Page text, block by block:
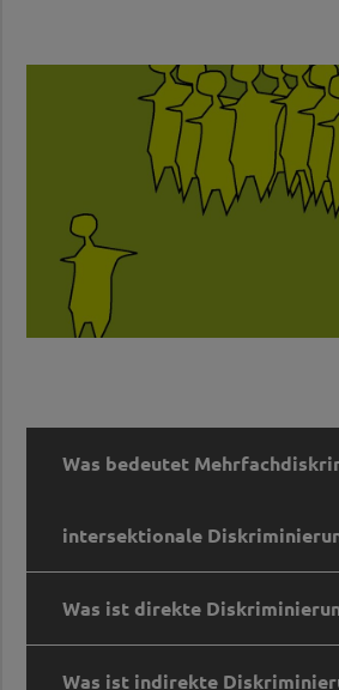
Was bedeutet
intersektionale
Was ist direkte
Was ist indirekte